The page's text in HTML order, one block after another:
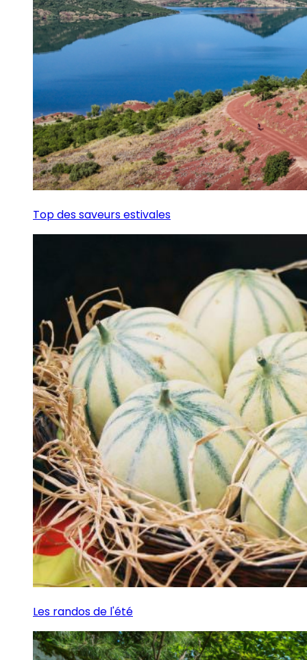
Top des saveurs estivales
Les randos de l'été